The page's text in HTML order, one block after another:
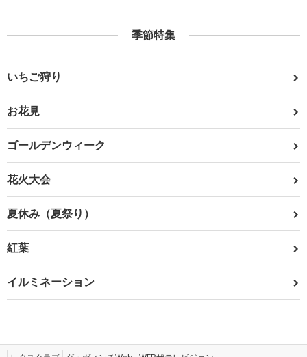
季節特集
いちご狩り
お花見
ゴールデンウィーク
花火大会
夏休み（夏祭り）
紅葉
イルミネーション